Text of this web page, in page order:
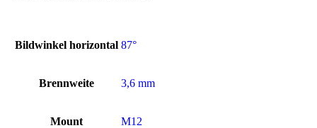
Bildwinkel horizontal 87°
Brennweite 3,6 mm
Mount M12